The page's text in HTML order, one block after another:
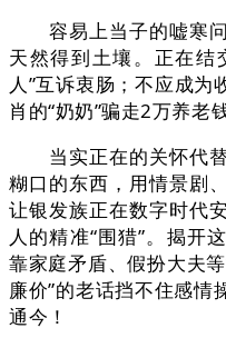
容易上当子的嘘寒问
天然得到土壤。正在结
人”互诉衷肠；不应成为
肖的“奶奶”骗走2万养老
当实正在的关怀代替
糊口的东西，用情景剧
让银发族正在数字时代
人的精准“围猎”。揭开
靠家庭矛盾、假扮大夫
廉价”的老话挡不住感情
通今！